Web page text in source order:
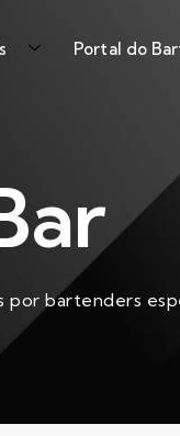
Portal do
bartenders